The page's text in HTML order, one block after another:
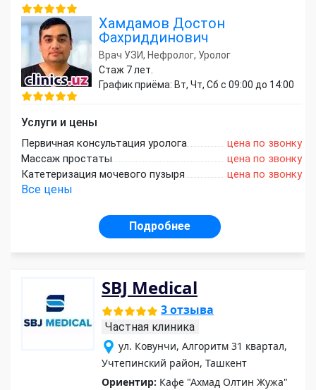
Хамдамов Достон
Фахриддинович
Врач УЗИ, Нефролог, Уролог
Стаж 7 лет.
График приёма: Вт, Чт, Сб с 09:00 до 14:00
Услуги и цены
Первичная консультация уролога
цена по звонку
Массаж простаты
цена по звонку
Катетеризация мочевого пузыря
цена по звонку
Все цены
Подробнее
SBJ Medical
3 отзыва
Частная клиника
ул. Ковунчи, Алгоритм 31 квартал,
Учтепинский район, Ташкент
Ориентир: Кафе "Ахмад Олтин Жужа"